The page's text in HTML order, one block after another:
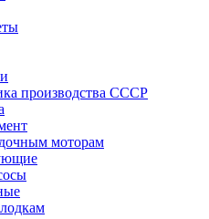
производства СССР
моторам